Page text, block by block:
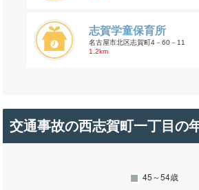
志賀学童保育所
名古屋市北区志賀町4－60－11
1.2km
交通事故の西志賀町一丁目の